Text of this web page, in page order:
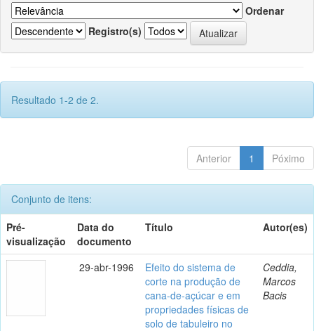
Ordenar
Registro(s)
Resultado 1-2 de 2.
Anterior 1 Póximo
Conjunto de itens:
Pré-
visualização
Data do
documento
Título Autor(es)
29-abr-1996
Efeito do sistema de
corte na produção de
cana-de-açúcar e em
propriedades físicas de
solo de tabuleiro no
Ceddia,
Marcos
Bacis